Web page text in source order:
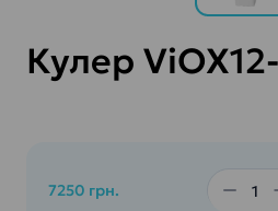
Кулер
7250 грн.